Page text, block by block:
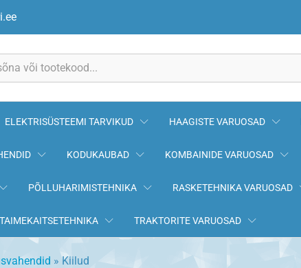
ELEKTRISÜSTEEMI TARVIKUD HAAGISTE VARUOSAD
KODUKAUBAD KOMBAINIDE VARUOSAD
PÕLLUHARIMISTEHNIKA RASKETEHNIKA VARUOSAD
TAIMEKAITSETEHNIKA TRAKTORITE VARUOSAD
» Kiilud